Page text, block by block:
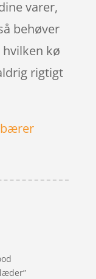
varer,
behøver
kø
rigtigt